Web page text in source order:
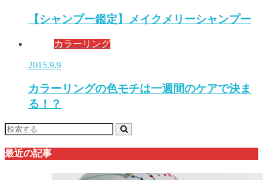
【シャンプー鑑定】メイクメリーシャンプー
カラーリング
2015.9.9
カラーリングの色モチは一週間のケアで決ま
る！？
最近の記事